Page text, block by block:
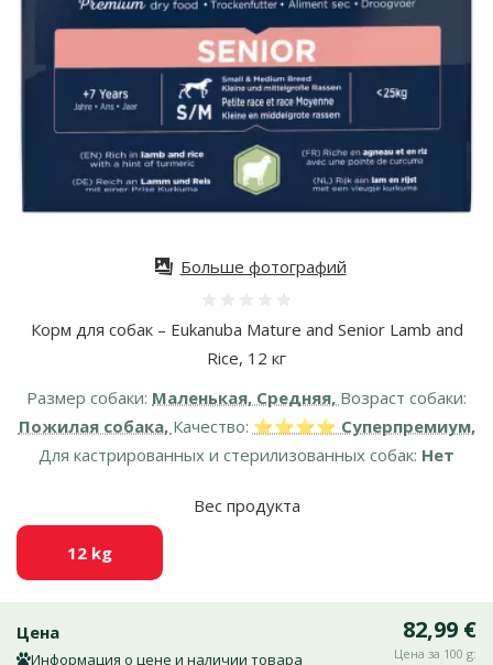
Корм для собак – Eukanuba Mature and Senior Lamb and
Rice, 12 кг
Размер собаки: Маленькая, Средняя, Возраст собаки:
Пожилая собака, Качество: ⭐⭐⭐⭐ Суперпремиум,
Для кастрированных и стерилизованных собак: Нет
Вес продукта
12 kg
Цена
Информация о цене и наличии товара
82,99 €
Цена за 100 g:
Больше фотографий